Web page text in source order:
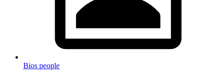
Bios people